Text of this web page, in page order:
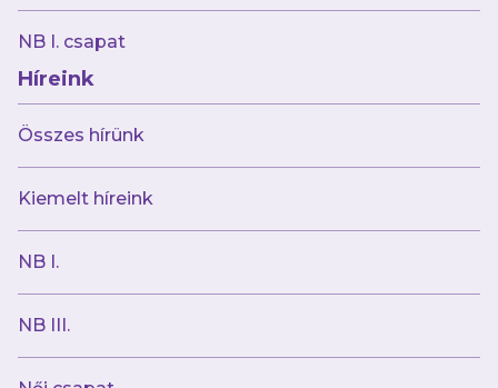
NB I. csapat
Híreink
Összes hírünk
Kiemelt híreink
NB I.
NB III.
2024.06.20
A Puskás Akadémiát fogadjuk az első
fordulóban
2024.06.20